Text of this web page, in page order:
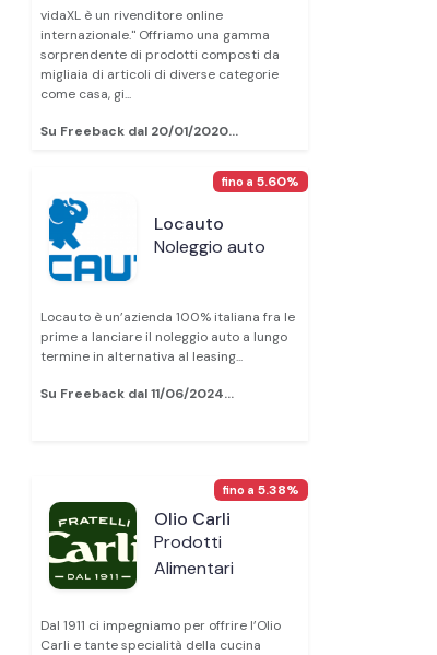
vidaXL è un rivenditore online
internazionale." Offriamo una gamma
sorprendente di prodotti composti da
migliaia di articoli di diverse categorie
come casa, gi...
Su Freeback dal 20/01/2020...
Locauto
Noleggio auto
Locauto è un’azienda 100% italiana fra le
prime a lanciare il noleggio auto a lungo
termine in alternativa al leasing...
Su Freeback dal 11/06/2024...
fino a 5.60%
Olio Carli
Prodotti
Alimentari
Dal 1911 ci impegniamo per offrire l’Olio
Carli e tante specialità della cucina
fino a 5.38%